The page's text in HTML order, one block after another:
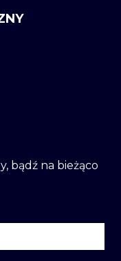
bądź na bieżąco